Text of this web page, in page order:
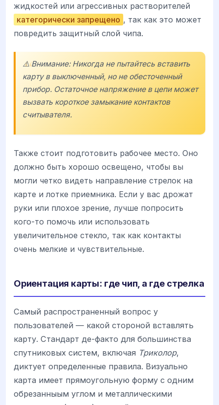
жидкостей или агрессивных растворителей
категорически запрещено , так как это может
повредить защитный слой чипа.
⚠️ Внимание: Никогда не пытайтесь вставить
карту в выключенный, но не обесточенный
прибор. Остаточное напряжение в цепи может
вызвать короткое замыкание контактов
считывателя.
Также стоит подготовить рабочее место. Оно
должно быть хорошо освещено, чтобы вы
могли четко видеть направление стрелок на
карте и лотке приемника. Если у вас дрожат
руки или плохое зрение, лучше попросить
кого-то помочь или использовать
увеличительное стекло, так как контакты
очень мелкие и чувствительные.
Ориентация карты: где чип, а где стрелка
Самый распространенный вопрос у
пользователей — какой стороной вставлять
карту. Стандарт де-факто для большинства
спутниковых систем, включая Триколор,
диктует определенные правила. Визуально
карта имеет прямоугольную форму с одним
обрезанныым углом и металлическими